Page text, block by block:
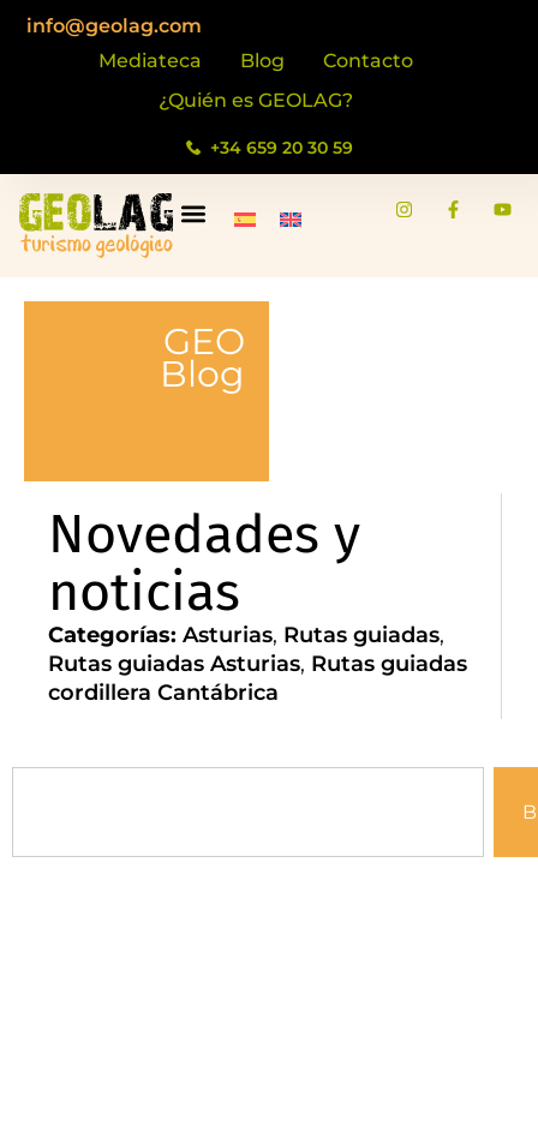
info@geolag.com
Mediateca
Blog
Contacto
¿Quién es GEOLAG?
+34 659 20 30 59
GEO
Blog
Novedades y
noticias
Categorías: Asturias, Rutas guiadas,
Rutas guiadas Asturias, Rutas guiadas
cordillera Cantábrica